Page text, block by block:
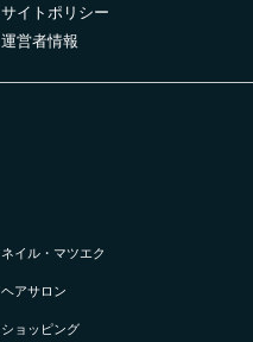
サイトポリシー
運営者情報
ネイル・マツエク
ヘアサロン
ショッピング